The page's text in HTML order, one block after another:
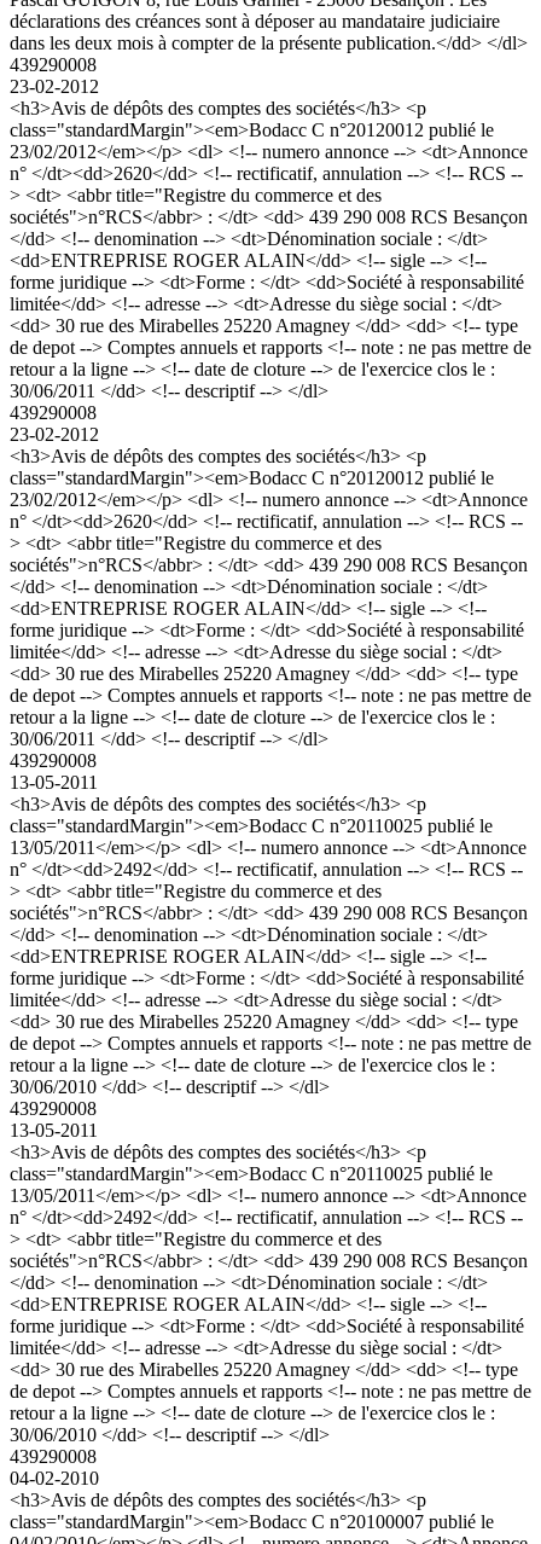
déclarations des créances sont à déposer au mandataire judiciaire
dans les deux mois à compter de la présente publication.</dd> </dl>
439290008
23-02-2012
<h3>Avis de dépôts des comptes des sociétés</h3> <p
class="standardMargin"><em>Bodacc C n°20120012 publié le
23/02/2012</em></p> <dl> <!-- numero annonce --> <dt>Annonce
n° </dt><dd>2620</dd> <!-- rectificatif, annulation --> <!-- RCS --
> <dt> <abbr title="Registre du commerce et des
sociétés">n°RCS</abbr> : </dt> <dd> 439 290 008 RCS Besançon
</dd> <!-- denomination --> <dt>Dénomination sociale : </dt>
<dd>ENTREPRISE ROGER ALAIN</dd> <!-- sigle --> <!--
forme juridique --> <dt>Forme : </dt> <dd>Société à responsabilité
limitée</dd> <!-- adresse --> <dt>Adresse du siège social : </dt>
<dd> 30 rue des Mirabelles 25220 Amagney </dd> <dd> <!-- type
de depot --> Comptes annuels et rapports <!-- note : ne pas mettre de
retour a la ligne --> <!-- date de cloture --> de l'exercice clos le :
30/06/2011 </dd> <!-- descriptif --> </dl>
439290008
23-02-2012
<h3>Avis de dépôts des comptes des sociétés</h3> <p
class="standardMargin"><em>Bodacc C n°20120012 publié le
23/02/2012</em></p> <dl> <!-- numero annonce --> <dt>Annonce
n° </dt><dd>2620</dd> <!-- rectificatif, annulation --> <!-- RCS --
> <dt> <abbr title="Registre du commerce et des
sociétés">n°RCS</abbr> : </dt> <dd> 439 290 008 RCS Besançon
</dd> <!-- denomination --> <dt>Dénomination sociale : </dt>
<dd>ENTREPRISE ROGER ALAIN</dd> <!-- sigle --> <!--
forme juridique --> <dt>Forme : </dt> <dd>Société à responsabilité
limitée</dd> <!-- adresse --> <dt>Adresse du siège social : </dt>
<dd> 30 rue des Mirabelles 25220 Amagney </dd> <dd> <!-- type
de depot --> Comptes annuels et rapports <!-- note : ne pas mettre de
retour a la ligne --> <!-- date de cloture --> de l'exercice clos le :
30/06/2011 </dd> <!-- descriptif --> </dl>
439290008
13-05-2011
<h3>Avis de dépôts des comptes des sociétés</h3> <p
class="standardMargin"><em>Bodacc C n°20110025 publié le
13/05/2011</em></p> <dl> <!-- numero annonce --> <dt>Annonce
n° </dt><dd>2492</dd> <!-- rectificatif, annulation --> <!-- RCS --
> <dt> <abbr title="Registre du commerce et des
sociétés">n°RCS</abbr> : </dt> <dd> 439 290 008 RCS Besançon
</dd> <!-- denomination --> <dt>Dénomination sociale : </dt>
<dd>ENTREPRISE ROGER ALAIN</dd> <!-- sigle --> <!--
forme juridique --> <dt>Forme : </dt> <dd>Société à responsabilité
limitée</dd> <!-- adresse --> <dt>Adresse du siège social : </dt>
<dd> 30 rue des Mirabelles 25220 Amagney </dd> <dd> <!-- type
de depot --> Comptes annuels et rapports <!-- note : ne pas mettre de
retour a la ligne --> <!-- date de cloture --> de l'exercice clos le :
30/06/2010 </dd> <!-- descriptif --> </dl>
439290008
13-05-2011
<h3>Avis de dépôts des comptes des sociétés</h3> <p
class="standardMargin"><em>Bodacc C n°20110025 publié le
13/05/2011</em></p> <dl> <!-- numero annonce --> <dt>Annonce
n° </dt><dd>2492</dd> <!-- rectificatif, annulation --> <!-- RCS --
> <dt> <abbr title="Registre du commerce et des
sociétés">n°RCS</abbr> : </dt> <dd> 439 290 008 RCS Besançon
</dd> <!-- denomination --> <dt>Dénomination sociale : </dt>
<dd>ENTREPRISE ROGER ALAIN</dd> <!-- sigle --> <!--
forme juridique --> <dt>Forme : </dt> <dd>Société à responsabilité
limitée</dd> <!-- adresse --> <dt>Adresse du siège social : </dt>
<dd> 30 rue des Mirabelles 25220 Amagney </dd> <dd> <!-- type
de depot --> Comptes annuels et rapports <!-- note : ne pas mettre de
retour a la ligne --> <!-- date de cloture --> de l'exercice clos le :
30/06/2010 </dd> <!-- descriptif --> </dl>
439290008
04-02-2010
<h3>Avis de dépôts des comptes des sociétés</h3> <p
class="standardMargin"><em>Bodacc C n°20100007 publié le